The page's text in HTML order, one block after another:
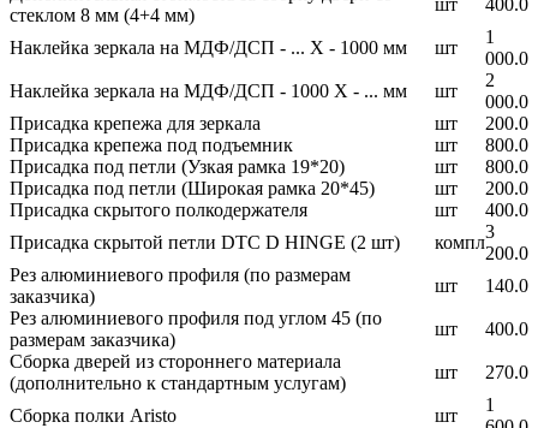
стеклом 8 мм (4+4 мм)
Наклейка зеркала на МДФ/ДСП - ... X - 1000 мм шт
1
000.0
Наклейка зеркала на МДФ/ДСП - 1000 X - ... мм
шт
2
000.0
Присадка крепежа для зеркала
шт
200.0
Присадка крепежа под подъемник
шт
800.0
Присадка под петли (Узкая рамка 19*20)
шт
800.0
Присадка под петли (Широкая рамка 20*45)
шт
200.0
Присадка скрытого полкодержателя
шт
400.0
Присадка скрытой петли DTC D HINGE (2 шт)
компл
3
200.0
Рез алюминиевого профиля (по размерам
заказчика)
шт
140.0
Рез алюминиевого профиля под углом 45 (по
размерам заказчика)
шт
400.0
Сборка дверей из стороннего материала
(дополнительно к стандартным услугам)
шт 270.0
Сборка полки Aristo шт
1